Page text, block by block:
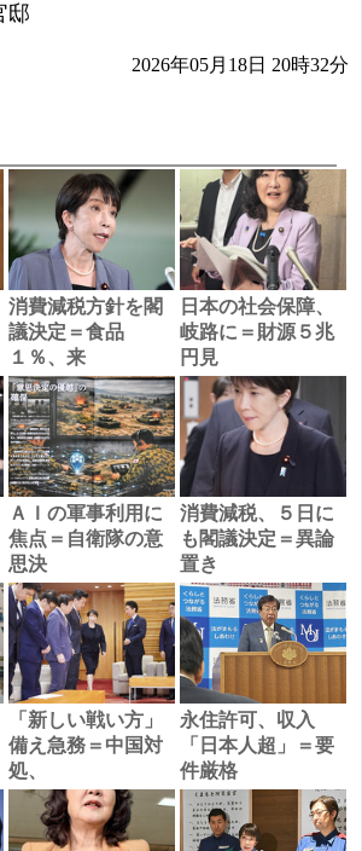
邸
2026年05月18日 20時32分
消費減税方針を閣
議決定＝食品
１％、来
日本の社会保障、
岐路に＝財源５兆
円見
ＡＩの軍事利用に
焦点＝自衛隊の意
思決
消費減税、５日に
も閣議決定＝異論
置き
「新しい戦い方」
備え急務＝中国対
処、
永住許可、収入
「日本人超」＝要
件厳格